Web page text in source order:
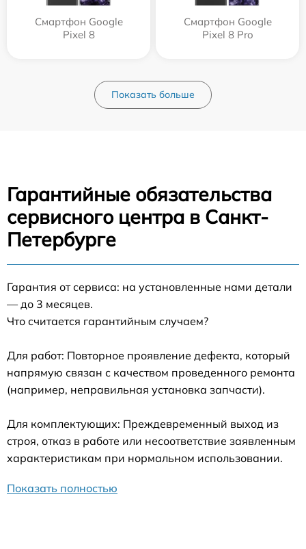
Смартфон Google
Pixel 8
Смартфон Google
Pixel 8 Pro
Показать больше
Гарантийные обязательства
сервисного центра в Санкт-
Петербурге
Гарантия от сервиса: на установленные нами детали
— до 3 месяцев.
Что считается гарантийным случаем?
Для работ: Повторное проявление дефекта, который
напрямую связан с качеством проведенного ремонта
(например, неправильная установка запчасти).
Для комплектующих: Преждевременный выход из
строя, отказ в работе или несоответствие заявленным
характеристикам при нормальном использовании.
Показать полностью